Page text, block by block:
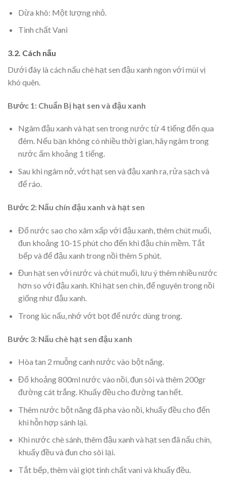
Dừa khô: Một lượng nhỏ.
Tinh chất Vani
3.2. Cách nấu
Dưới đây là cách nấu chè hạt sen đậu xanh ngon với mùi vị
khó quên.
Bước 1: Chuẩn Bị hạt sen và đậu xanh
Ngâm đậu xanh và hạt sen trong nước từ 4 tiếng đến qua
đêm. Nếu bạn không có nhiều thời gian, hãy ngâm trong
nước ấm khoảng 1 tiếng.
Sau khi ngâm nở, vớt hạt sen và đậu xanh ra, rửa sạch và
để ráo.
Bước 2: Nấu chín đậu xanh và hạt sen
Đổ nước sao cho xâm xấp với đậu xanh, thêm chút muối,
đun khoảng 10-15 phút cho đến khi đậu chín mềm. Tắt
bếp và để đậu xanh trong nồi thêm 5 phút.
Đun hạt sen với nước và chút muối, lưu ý thêm nhiều nước
hơn so với đậu xanh. Khi hạt sen chín, để nguyên trong nồi
giống như đậu xanh.
Trong lúc nấu, nhớ vớt bọt để nước dùng trong.
Bước 3: Nấu chè hạt sen đậu xanh
Hòa tan 2 muỗng canh nước vào bột năng.
Đổ khoảng 800ml nước vào nồi, đun sôi và thêm 200gr
đường cát trắng. Khuấy đều cho đường tan hết.
Thêm nước bột năng đã pha vào nồi, khuấy đều cho đến
khi hỗn hợp sánh lại.
Khi nước chè sánh, thêm đậu xanh và hạt sen đã nấu chín,
khuấy đều và đun cho sôi lại.
Tắt bếp, thêm vài giọt tinh chất vani và khuấy đều.